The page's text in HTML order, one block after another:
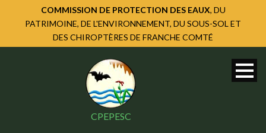
COMMISSION DE PROTECTION DES EAUX, DU
PATRIMOINE, DE L'ENVIRONNEMENT, DU SOUS-SOL ET
DES CHIROPTÈRES DE FRANCHE COMTÉ
CPEPESC